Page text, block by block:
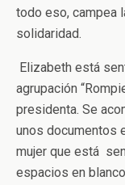
todo eso, campea
solidaridad.
Elizabeth está
agrupación
presidenta. Se
unos documentos
mujer que está
espacios en